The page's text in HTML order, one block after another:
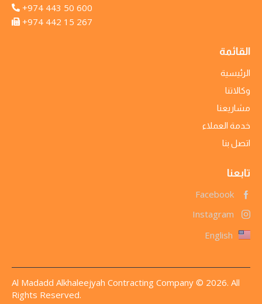
+974 443 50 600
+974 442 15 267
القائمة
الرئيسية
وكالاتنا
مشاريعنا
خدمة العملاء
اتصل بنا
تابعنا
Facebook
Instagram
English
Al Madadd Alkhaleejyah Contracting Company © 2026. All
Rights Reserved.